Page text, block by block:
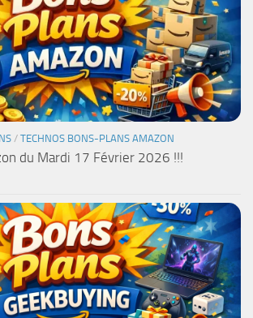
/ TECHNOS BONS-PLANS AMAZON
du Mardi 17 Février 2026 !!!